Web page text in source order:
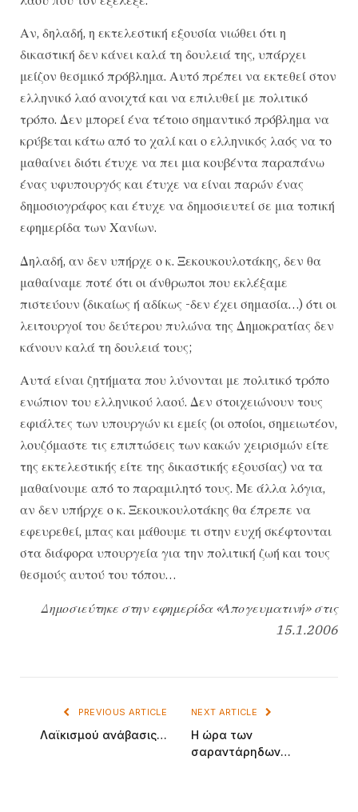
Αν, δηλαδή, η εκτελεστική εξουσία νιώθει ότι η
δικαστική δεν κάνει καλά τη δουλειά της, υπάρχει
μείζον θεσμικό πρόβλημα. Αυτό πρέπει να εκτεθεί στον
ελληνικό λαό ανοιχτά και να επιλυθεί με πολιτικό
τρόπο. Δεν μπορεί ένα τέτοιο σημαντικό πρόβλημα να
κρύβεται κάτω από το χαλί και ο ελληνικός λαός να το
μαθαίνει διότι έτυχε να πει μια κουβέντα παραπάνω
ένας υφυπουργός και έτυχε να είναι παρών ένας
δημοσιογράφος και έτυχε να δημοσιευτεί σε μια τοπική
εφημερίδα των Χανίων.
Δηλαδή, αν δεν υπήρχε ο κ. Ξεκουκουλοτάκης, δεν θα
μαθαίναμε ποτέ ότι οι άνθρωποι που εκλέξαμε
πιστεύουν (δικαίως ή αδίκως -δεν έχει σημασία…) ότι οι
λειτουργοί του δεύτερου πυλώνα της Δημοκρατίας δεν
κάνουν καλά τη δουλειά τους;
Αυτά είναι ζητήματα που λύνονται με πολιτικό τρόπο
ενώπιον του ελληνικού λαού. Δεν στοιχειώνουν τους
εφιάλτες των υπουργών κι εμείς (οι οποίοι, σημειωτέον,
λουζόμαστε τις επιπτώσεις των κακών χειρισμών είτε
της εκτελεστικής είτε της δικαστικής εξουσίας) να τα
μαθαίνουμε από το παραμιλητό τους. Με άλλα λόγια,
αν δεν υπήρχε ο κ. Ξεκουκουλοτάκης θα έπρεπε να
εφευρεθεί, μπας και μάθουμε τι στην ευχή σκέφτονται
στα διάφορα υπουργεία για την πολιτική ζωή και τους
θεσμούς αυτού του τόπου…
Δημοσιεύτηκε στην εφημερίδα «Απογευματινή» στις
15.1.2006
PREVIOUS ARTICLE
Λαϊκισμού ανάβασις…
NEXT ARTICLE
Η ώρα των
σαραντάρηδων…